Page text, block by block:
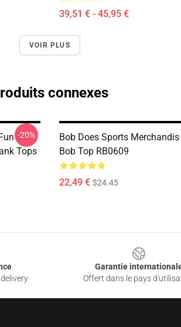
39,51 € - 45,95 €
VOIR PLUS
connexes
On
Tops
-20%
Bob Does Sports
Bob Top RB0609
22,49 € $24.45
Garantie
Offert dans le pays